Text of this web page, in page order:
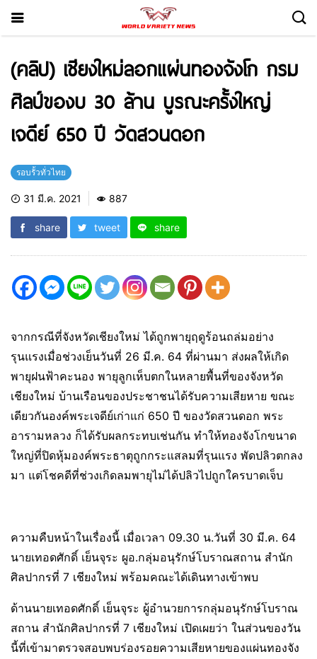
(คลิป) เชียงใหม่ลอกแผ่นทองจังโก กรม
ศิลป์ของบ 30 ล้าน บูรณะครั้งใหญ่
เจดีย์ 650 ปี วัดสวนดอก
รอบรั้วทั่วไทย
31 มี.ค. 2021 887
share tweet share
จากกรณีที่จังหวัดเชียงใหม่ ได้ถูกพายุฤดูร้อนถล่มอย่าง
รุนแรงเมื่อช่วงเย็นวันที่ 26 มี.ค. 64 ที่ผ่านมา ส่งผลให้เกิด
พายุฝนฟ้าคะนอง พายุลูกเห็บตกในหลายพื้นที่ของจังหวัด
เชียงใหม่ บ้านเรือนของประชาชนได้รับความเสียหาย ขณะ
เดียวกันองค์พระเจดีย์เก่าแก่ 650 ปี ของวัดสวนดอก พระ
อารามหลวง ก็ได้รับผลกระทบเช่นกัน ทำให้ทองจังโกขนาด
ใหญ่ที่ปิดหุ้มองค์พระธาตุถูกกระแสลมที่รุนแรง พัดปลิวตกลง
มา แต่โชคดีที่ช่วงเกิดลมพายุไม่ได้ปลิวไปถูกใครบาดเจ็บ
ความคืบหน้าในเรื่องนี้ เมื่อเวลา 09.30 น.วันที่ 30 มี.ค. 64
นายเทอดศักดิ์ เย็นจุระ ผูอ.กลุ่มอนุรักษ์โบราณสถาน สำนัก
ศิลปากรที่ 7 เชียงใหม่ พร้อมคณะได้เดินทางเข้าพบ
ด้านนายเทอดศักดิ์ เย็นจุระ ผู้อำนวยการกลุ่มอนุรักษ์โบราณ
สถาน สำนักศิลปากรที่ 7 เชียงใหม่ เปิดเผยว่า ในส่วนของวัน
นี้ที่เข้ามาตรวจสอบพบร่องรอยความเสียหายของแผ่นทองจัง